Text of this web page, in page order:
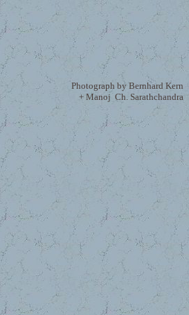
Photograph by Bernhard Kern
+ Manoj Ch. Sarathchandra